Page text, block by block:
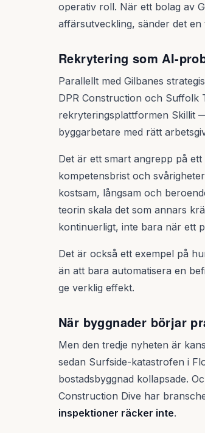
operativ roll. När ett bolag av
affärsutveckling, sänder det
Rekrytering som AI-
Parallellt med Gilbanes
DPR Construction och Suffolk
rekryteringsplattformen Skillit
byggarbetare med rätt
Det är ett smart angrepp på
kompetensbrist och
kostsam, långsam och
teorin skala det som annars
kontinuerligt, inte bara när ett
Det är också ett exempel på
än att bara automatisera en
ge verklig effekt.
När byggnader börjar
Men den tredje nyheten är
sedan Surfside-katastrofen i
bostadsbyggnad kollapsade.
Construction Dive har
inspektioner räcker inte.